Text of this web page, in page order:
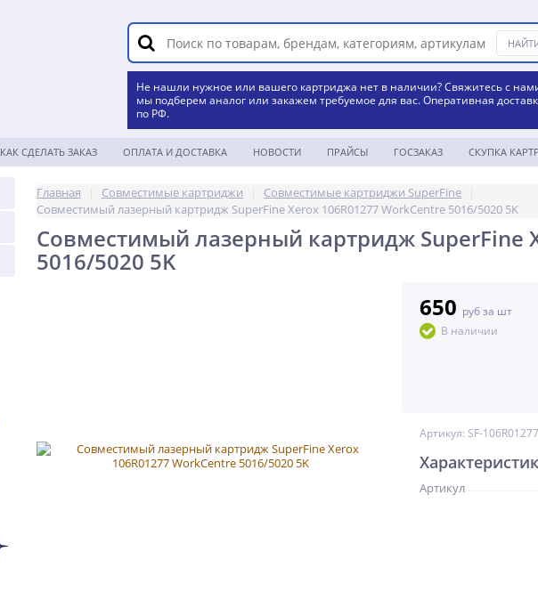
Не нашли нужное или вашего картриджа нет в наличии? Свяжитесь с
мы подберем аналог или закажем требуемое для вас. Оперативная
по РФ.
КАК СДЕЛАТЬ ЗАКАЗ ОПЛАТА И ДОСТАВКА НОВОСТИ ПРАЙСЫ ГОСЗАКАЗ СКУПКА
Главная Совместимые картриджи Совместимые картриджи SuperFine
Совместимый лазерный картридж SuperFine Xerox 106R01277 WorkCentre 5016/5020 5K
Совместимый лазерный картридж SuperFine
5016/5020 5K
650 руб за шт
В наличии
Артикул: SF-106R01277
Артикул